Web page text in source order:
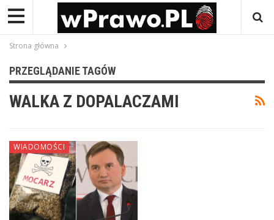
Strona główna
PRZEGLĄDANIE TAGÓW
WALKA Z DOPALACZAMI
WIADOMOŚCI